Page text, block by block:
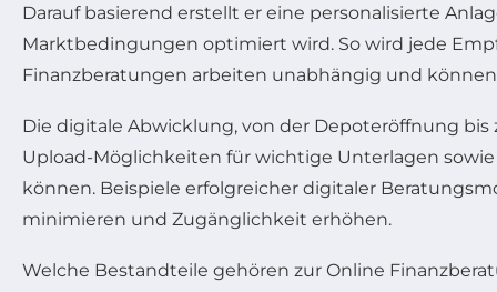
Darauf basierend erstellt er eine personalisierte
Marktbedingungen optimiert wird. So wird jede
Finanzberatungen arbeiten unabhängig und
Die digitale Abwicklung, von der Depoteröffnung
Upload-Möglichkeiten für wichtige Unterlagen
können. Beispiele erfolgreicher digitaler
minimieren und Zugänglichkeit erhöhen.
Welche Bestandteile gehören zur Online